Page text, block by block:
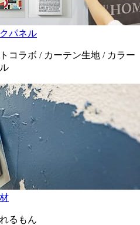
パネル
コラボ / カーテン生地 / カラー
るもん